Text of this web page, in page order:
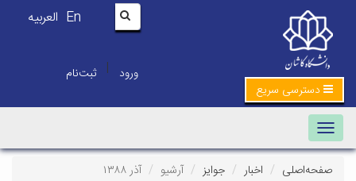
En العربیه
ورود | ثبت‌نام
دسترسی سریع
Toggle navigation
صفحه‌اصلی اخبار جوایز آرشیو آذر ۱۳۸۸